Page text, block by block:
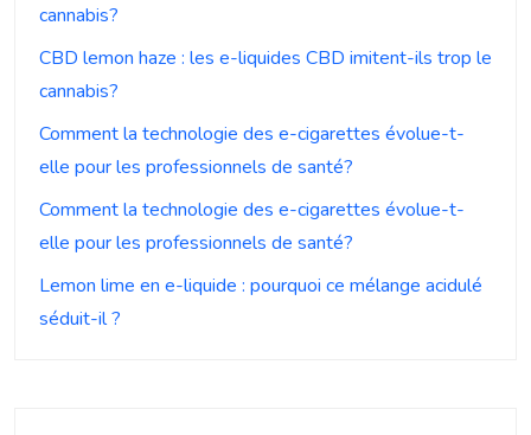
cannabis?
CBD lemon haze : les e-liquides CBD imitent-ils trop le
cannabis?
Comment la technologie des e-cigarettes évolue-t-
elle pour les professionnels de santé?
Comment la technologie des e-cigarettes évolue-t-
elle pour les professionnels de santé?
Lemon lime en e-liquide : pourquoi ce mélange acidulé
séduit-il ?